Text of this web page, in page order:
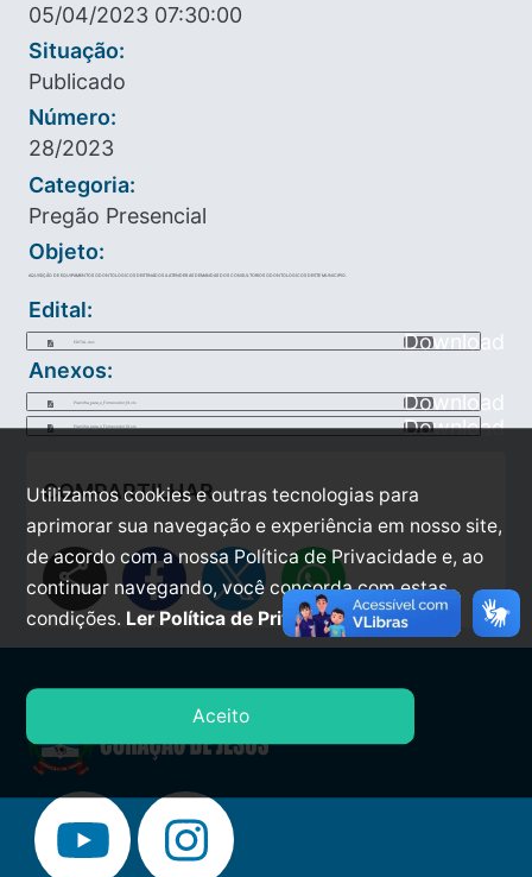
05/04/2023 07:30:00
Situação:
Publicado
Número:
28/2023
Categoria:
Pregão Presencial
Objeto:
AQUISIÇÃO DE EQUIPAMENTOS ODONTOLOGICOS DESTINADOS A ATENDER AS DEMANDAS DOS CONSULTORIOS ODONTOLOGICOS DESTE MUNICIPIO.
Edital:
EDITAL.doc
Download
Anexos:
Planilha_para_o_Fornecedor_13.xls Download
Planilha_para_o_Fornecedor_13.xls Download
COMPARTILHAR
share
Utilizamos cookies e outras tecnologias para
aprimorar sua navegação e experiência em nosso site,
de acordo com a nossa Política de Privacidade e, ao
continuar navegando, você concorda com estas
condições. Ler Política de Privacidade.
Aceito